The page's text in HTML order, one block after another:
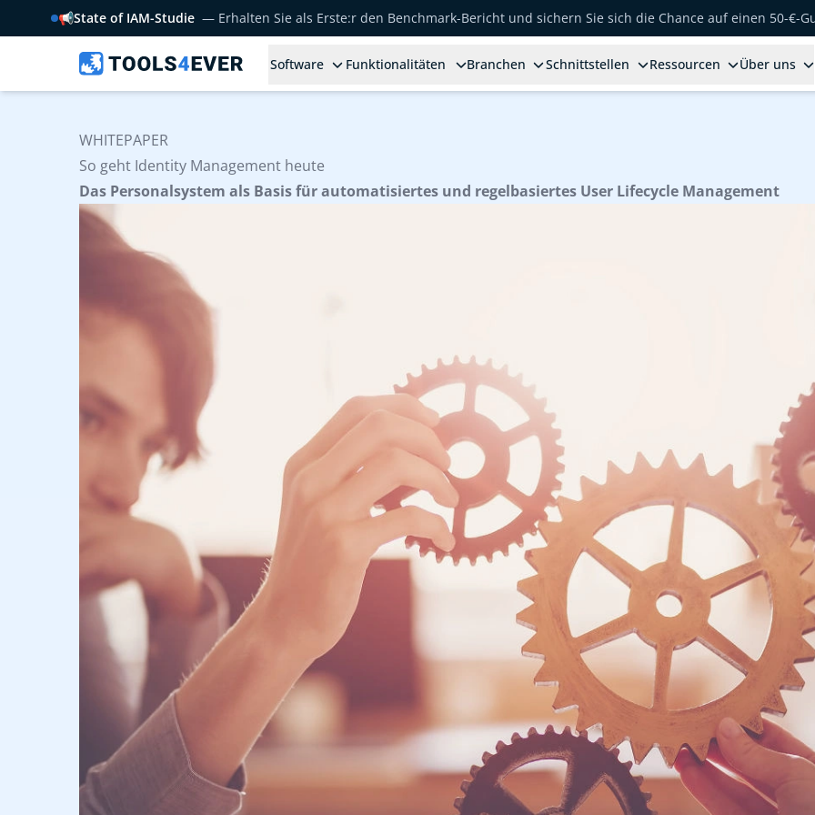
📢State of IAM-Studie — Erhalten Sie als Erste:r den Benchmark-Bericht und sichern Sie sich die Chance auf einen 50-€-
Software Funktionalitäten Branchen Schnittstellen Ressourcen Über uns
WHITEPAPER
So geht Identity Management heute
Das Personalsystem als Basis für automatisiertes und regelbasiertes User Lifecycle Management